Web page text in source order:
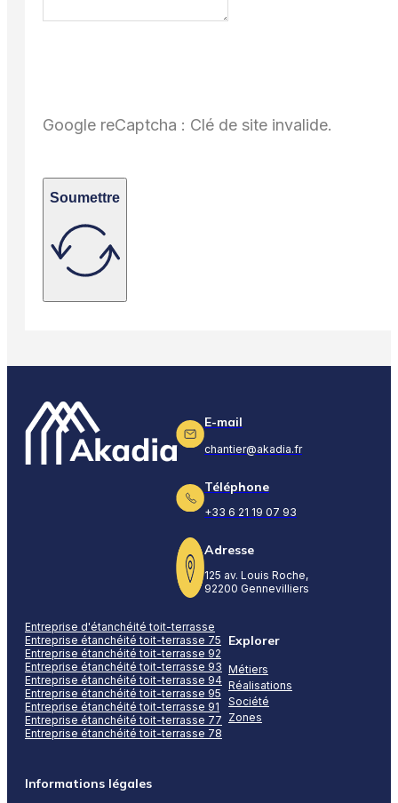
Google reCaptcha : Clé de site invalide.
Soumettre
E-mail
chantier@akadia.fr
Téléphone
+33 6 21 19 07 93
Adresse
125 av. Louis Roche,
92200 Gennevilliers
Entreprise d'étanchéité toit-terrasse
Entreprise étanchéité toit-terrasse 75
Entreprise étanchéité toit-terrasse 92
Entreprise étanchéité toit-terrasse 93
Entreprise étanchéité toit-terrasse 94
Entreprise étanchéité toit-terrasse 95
Entreprise étanchéité toit-terrasse 91
Entreprise étanchéité toit-terrasse 77
Entreprise étanchéité toit-terrasse 78
Explorer
Métiers
Réalisations
Société
Zones
Informations légales